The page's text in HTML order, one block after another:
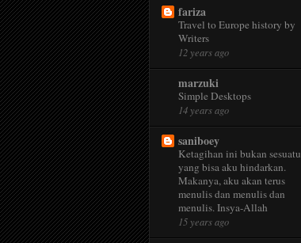
fariza
Travel to Europe history by
Writers
12 years ago
marzuki
Simple Desktops
14 years ago
saniboey
Ketagihan ini bukan sesuatu
yang bisa aku hindarkan.
Makanya, aku akan terus
menulis dan menulis dan
menulis. Insya-Allah
15 years ago